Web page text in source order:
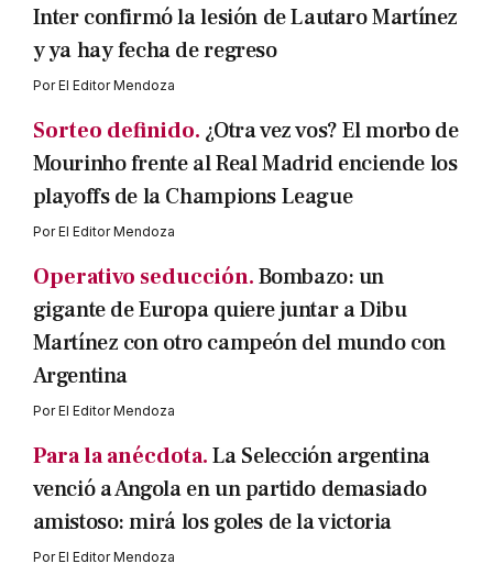
Inter confirmó la lesión de Lautaro Martínez
y ya hay fecha de regreso
PorEl Editor Mendoza
Sorteo definido. ¿Otra vez vos? El morbo de
Mourinho frente al Real Madrid enciende los
playoffs de la Champions League
PorEl Editor Mendoza
Operativo seducción.Bombazo: un
gigante de Europa quiere juntar a Dibu
Martínez con otro campeón del mundo con
Argentina
PorEl Editor Mendoza
Para la anécdota.La Selección argentina
venció a Angola en un partido demasiado
amistoso: mirá los goles de la victoria
PorEl Editor Mendoza